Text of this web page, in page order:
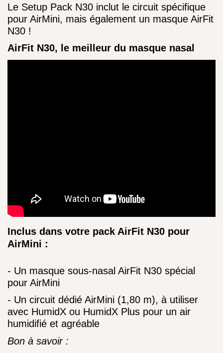
Le Setup Pack N30 inclut le circuit spécifique
pour AirMini, mais également un masque AirFit
N30 !
AirFit N30, le meilleur du masque nasal
Inclus dans votre pack AirFit N30 pour
AirMini :
- Un masque sous-nasal AirFit N30 spécial
pour AirMini
- Un circuit dédié AirMini (1,80 m), à utiliser
avec HumidX ou HumidX Plus pour un air
humidifié et agréable
Bon à savoir :